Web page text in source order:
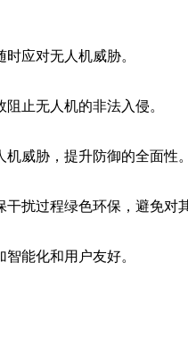
应对无人机威胁。
止无人机的非法入侵。
威胁，提升防御的全面性。
扰过程绿色环保，避免对
能化和用户友好。